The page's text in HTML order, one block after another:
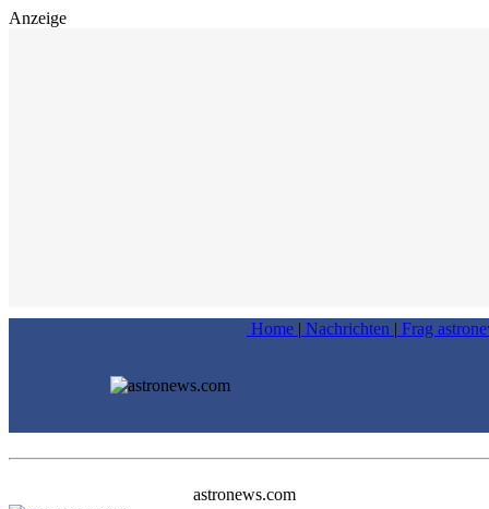
Anzeige
Home | Nachrichten | Frag
astronews.com